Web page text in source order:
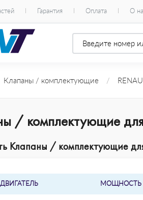
Гарантия Оплата О
Клапаны / комплектующие /
/ комплектующие
Клапаны / комплектующие
ДВИГАТЕЛЬ МОЩНОСТЬ